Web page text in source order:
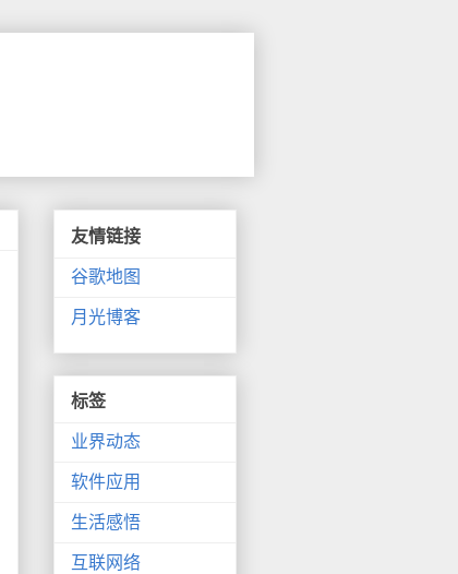
友情链接
谷歌地图
月光博客
标签
业界动态
软件应用
生活感悟
互联网络